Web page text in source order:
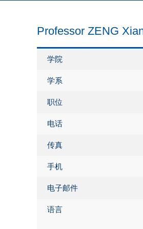
Professor ZENG
学院
学系
职位
电话
传真
手机
电子邮件
语言